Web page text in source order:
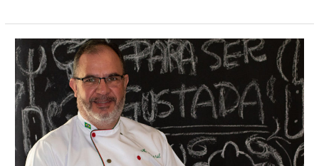
AULA
DE
RISOTOS
ESPECIAIS
TRAZ
RECEITAS
QUE
VALORIZAM